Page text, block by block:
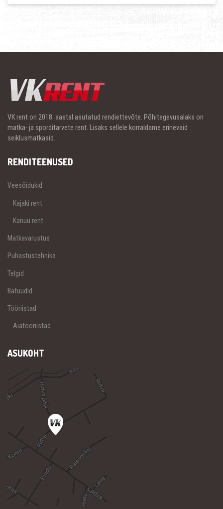
VK rent on 2018. aastal asutatud rendiettevõte. Põhitegevusalaks on
matka- ja sporditarvete rent. Lisaks sellele korraldame erinevaid
seiklusmatkasid.
RENDITEENUSED
Veesõidukid
Kajaki rent
Kanuu rent
Matkavarustus
Puhastustehnika
Telgid
Batuudid
Tööriistad
Aiatööriistad
ASUKOHT